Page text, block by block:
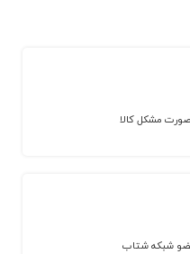
مشکل کالا
شبکه شتاب